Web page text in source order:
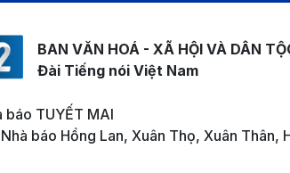
BAN VĂN HOÁ - XÃ HỘI VÀ DÂN
Đài Tiếng nói Việt Nam
báo TUYẾT MAI
báo Hồng Lan, Xuân Thọ, Xuân Thân,